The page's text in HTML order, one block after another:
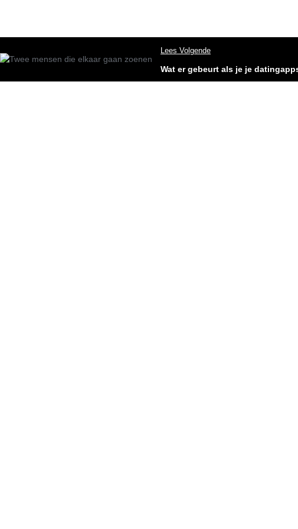
Lees Volgende
Wat er gebeurt als je je